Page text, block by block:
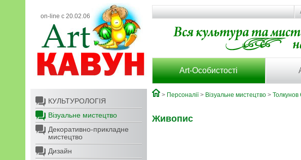
on-line с 20.02.06
Art-Особистості
КУЛЬТУРОЛОГІЯ
Візуальне мистецтво
Декоративно-прикладне
мистецтво
Дизайн
> Персоналії> Візуальне мистецтво > Толкунов
Живопис